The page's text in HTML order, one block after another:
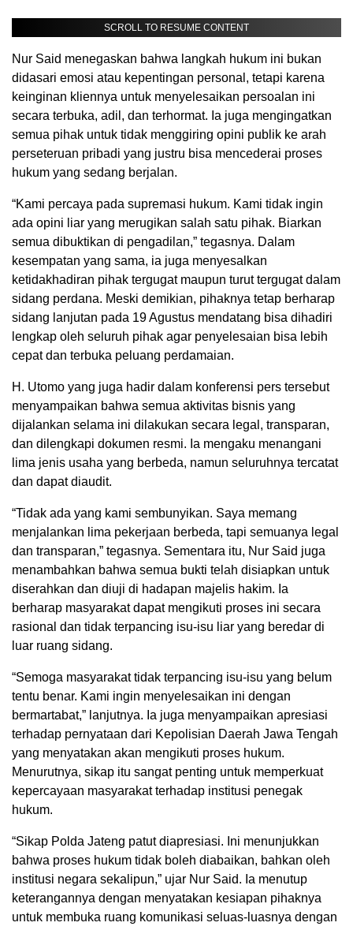
SCROLL TO RESUME CONTENT
Nur Said menegaskan bahwa langkah hukum ini bukan
didasari emosi atau kepentingan personal, tetapi karena
keinginan kliennya untuk menyelesaikan persoalan ini
secara terbuka, adil, dan terhormat. Ia juga mengingatkan
semua pihak untuk tidak menggiring opini publik ke arah
perseteruan pribadi yang justru bisa mencederai proses
hukum yang sedang berjalan.
“Kami percaya pada supremasi hukum. Kami tidak ingin
ada opini liar yang merugikan salah satu pihak. Biarkan
semua dibuktikan di pengadilan,” tegasnya. Dalam
kesempatan yang sama, ia juga menyesalkan
ketidakhadiran pihak tergugat maupun turut tergugat dalam
sidang perdana. Meski demikian, pihaknya tetap berharap
sidang lanjutan pada 19 Agustus mendatang bisa dihadiri
lengkap oleh seluruh pihak agar penyelesaian bisa lebih
cepat dan terbuka peluang perdamaian.
H. Utomo yang juga hadir dalam konferensi pers tersebut
menyampaikan bahwa semua aktivitas bisnis yang
dijalankan selama ini dilakukan secara legal, transparan,
dan dilengkapi dokumen resmi. Ia mengaku menangani
lima jenis usaha yang berbeda, namun seluruhnya tercatat
dan dapat diaudit.
“Tidak ada yang kami sembunyikan. Saya memang
menjalankan lima pekerjaan berbeda, tapi semuanya legal
dan transparan,” tegasnya. Sementara itu, Nur Said juga
menambahkan bahwa semua bukti telah disiapkan untuk
diserahkan dan diuji di hadapan majelis hakim. Ia
berharap masyarakat dapat mengikuti proses ini secara
rasional dan tidak terpancing isu-isu liar yang beredar di
luar ruang sidang.
“Semoga masyarakat tidak terpancing isu-isu yang belum
tentu benar. Kami ingin menyelesaikan ini dengan
bermartabat,” lanjutnya. Ia juga menyampaikan apresiasi
terhadap pernyataan dari Kepolisian Daerah Jawa Tengah
yang menyatakan akan mengikuti proses hukum.
Menurutnya, sikap itu sangat penting untuk memperkuat
kepercayaan masyarakat terhadap institusi penegak
hukum.
“Sikap Polda Jateng patut diapresiasi. Ini menunjukkan
bahwa proses hukum tidak boleh diabaikan, bahkan oleh
institusi negara sekalipun,” ujar Nur Said. Ia menutup
keterangannya dengan menyatakan kesiapan pihaknya
untuk membuka ruang komunikasi seluas-luasnya dengan